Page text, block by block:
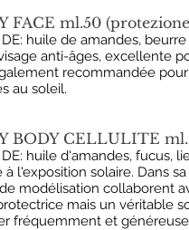
FACE ml.50
DE: huile de amandes,
anti-âges, excellente
recommandée
au soleil.
BODY CELLULITE
DE: huile d'amandes, fucus,
à l'exposition solaire. Dans
modélisation collaborent
mais un véritable
fréquemment et